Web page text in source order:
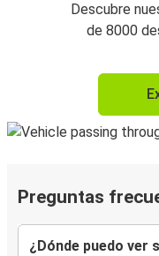
Descubre
de 8000
Preguntas
¿Dónde puedo ver